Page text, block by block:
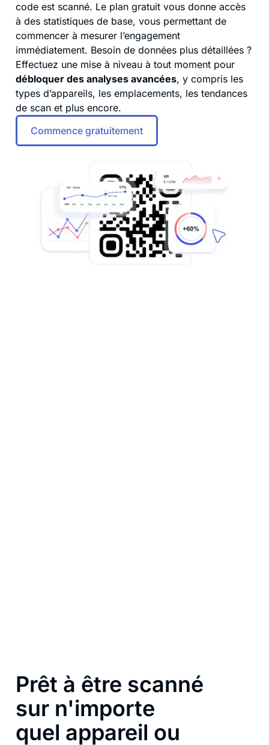
code est scanné. Le plan gratuit vous donne accès
à des statistiques de base, vous permettant de
commencer à mesurer l’engagement
immédiatement. Besoin de données plus détaillées ?
Effectuez une mise à niveau à tout moment pour
débloquer des analyses avancées, y compris les
types d’appareils, les emplacements, les tendances
de scan et plus encore.
Commence gratuitement
Prêt à être scanné
sur n'importe
quel appareil ou